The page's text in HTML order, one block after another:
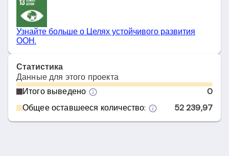
Узнайте больше о Целях устойчивого развития
ООН.
Статистика
Данные для этого проекта
Итого выведено
0
Общее оставшееся количество:
52 239,97